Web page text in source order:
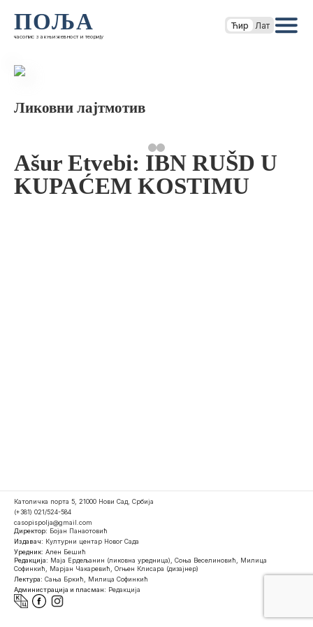
ПОЉА
часопис за књижевност и теорију
Ћир Лат
Ликовни лајтмотив
Ašur Etvebi: IBN RUŠD U
KUPAĆEM KOSTIMU
Католичка порта 5, 21000 Нови Сад, Србија
(+381) 021/524-584
casopispolja@gmail.com
Директор: Бојан Панаотовић
Издавач: Културни центар Новог Сада
Уредник: Ален Бешић
Редакција: Маја Ердељанин (ликовна уредница), Соња Веселиновић, Милица
Софинкић, Марјан Чакаревић, Огњен Клисара (дизајнер)
Лектура: Сања Бркић, Милица Софинкић
Администрација и пласман: Редакција